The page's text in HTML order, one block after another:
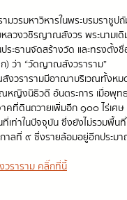
วรมหาวิหารในพระบรมราชู
หลวงวชิรญาณสังวร พระนาม
ประธานจัดสร้างวัด และทรงตั้
) ว่า “วัดญาณสังวราราม”
วรารามมีอาณาบริเวณทั้งหม
หญิงนิธิวดี อ้นตระการ เมื่อพุ
คที่ดินถวายเพิ่มอีก ๑๐๐ ไร่เ
เท่าในปัจจุบัน ซึ่งยังไม่รวมพื้นที่
กาลที่ ๙ ซึ่งรายล้อมอยู่อีกประม
ราราม คลิ๊กที่นี้